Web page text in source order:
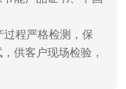
程严格检测，保
供客户现场检验，